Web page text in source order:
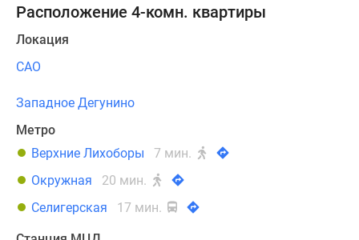
Расположение 4-комн. квартиры
Локация
САО
Западное Дегунино
Метро
Верхние Лихоборы
7 мин.
Окружная
20 мин.
Селигерская
17 мин.